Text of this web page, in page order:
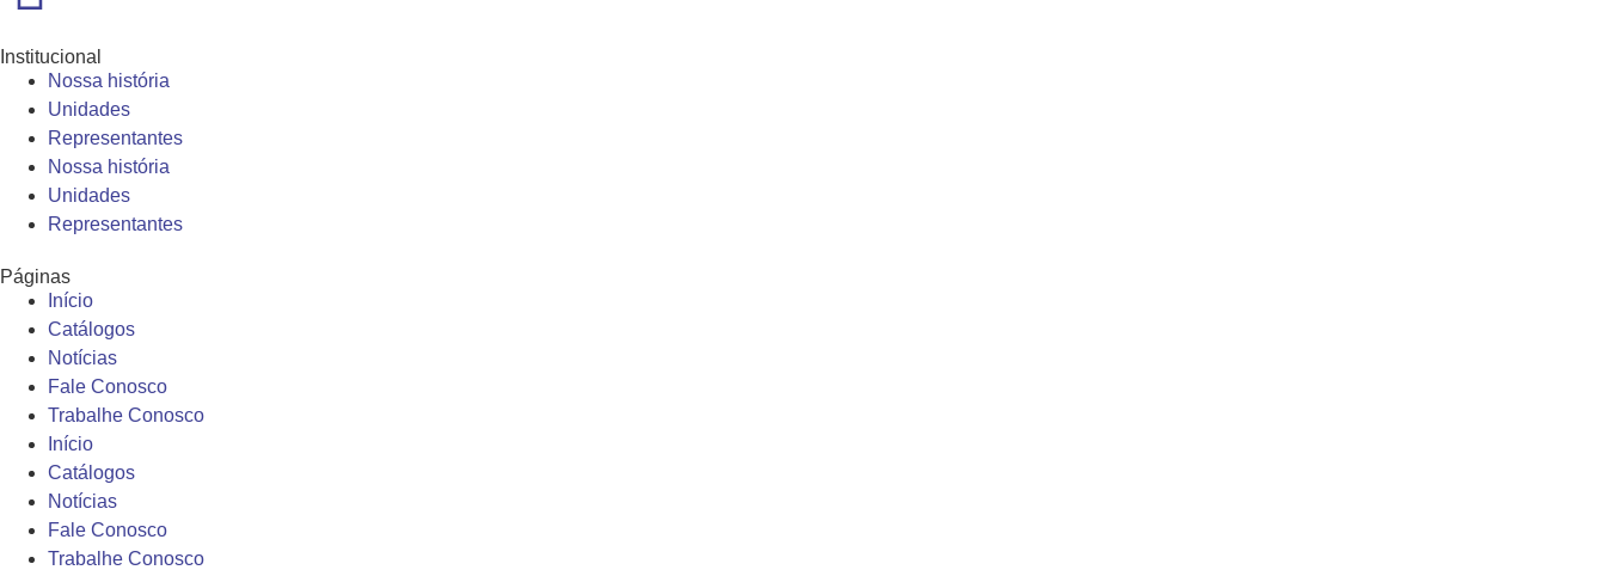
Institucional
Nossa história
Unidades
Representantes
Nossa história
Unidades
Representantes
Páginas
Início
Catálogos
Notícias
Fale Conosco
Trabalhe Conosco
Início
Catálogos
Notícias
Fale Conosco
Trabalhe Conosco